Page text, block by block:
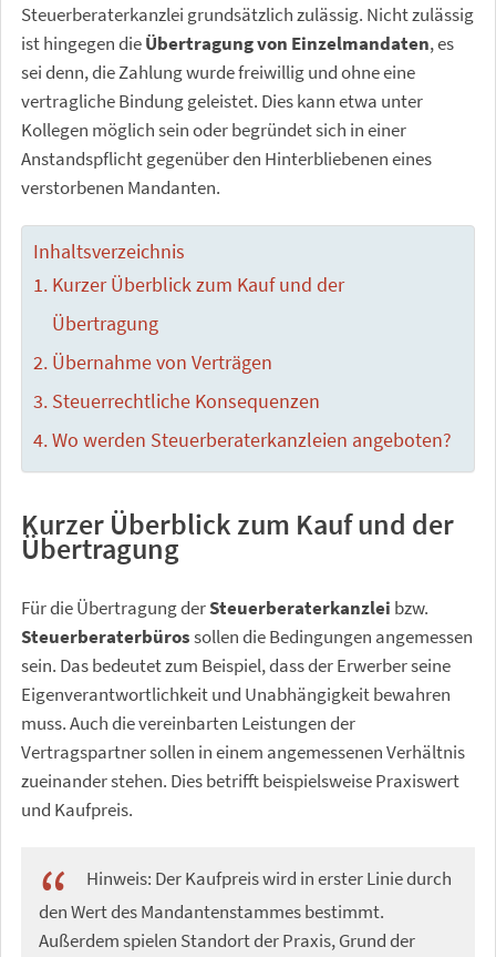
Steuerberaterkanzlei grundsätzlich zulässig. Nicht zulässig
ist hingegen dieÜbertragung von Einzelmandaten, es
sei denn, die Zahlung wurde freiwillig und ohne eine
vertragliche Bindung geleistet. Dies kann etwa unter
Kollegen möglich sein oder begründet sich in einer
Anstandspflicht gegenüber den Hinterbliebenen eines
verstorbenen Mandanten.
Inhaltsverzeichnis
Kurzer Überblick zum Kauf und der
Übertragung
Übernahme von Verträgen
Steuerrechtliche Konsequenzen
Wo werden Steuerberaterkanzleien angeboten?
Kurzer Überblick zum Kauf und der
Übertragung
Für die Übertragung derSteuerberaterkanzlei bzw.
Steuerberaterbürossollen die Bedingungen angemessen
sein. Das bedeutet zum Beispiel, dass der Erwerber seine
Eigenverantwortlichkeit und Unabhängigkeit bewahren
muss. Auch die vereinbarten Leistungen der
Vertragspartner sollen in einem angemessenen Verhältnis
zueinander stehen. Dies betrifft beispielsweise Praxiswert
und Kaufpreis.
Hinweis: Der Kaufpreis wird in erster Linie durch
den Wert des Mandantenstammes bestimmt.
Außerdem spielen Standort der Praxis, Grund der